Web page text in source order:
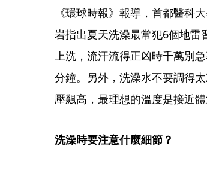
《環球時報》報導，首都醫科
岩指出夏天洗澡最常犯6個地雷
上洗，流汗流得正凶時千萬別
分鐘。另外，洗澡水不要調得
壓飆高，最理想的溫度是接近
洗澡時要注意什麼細節？